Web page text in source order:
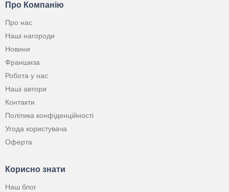
Про Компанію
Про нас
Наші нагороди
Новини
Франшиза
Робота у нас
Наші автори
Контакти
Політика конфіденційності
Угода користувача
Оферта
Корисно знати
Наш блог